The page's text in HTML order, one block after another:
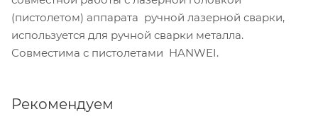
(пистолетом) аппарата ручной лазерной сварки,
используется для ручной сварки металла.
Совместима с пистолетами HANWEI.
Рекомендуем